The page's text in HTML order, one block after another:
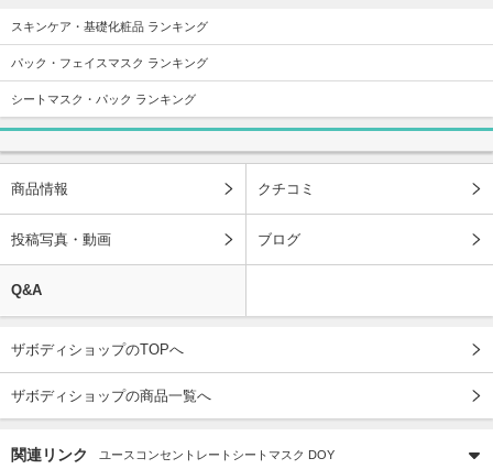
スキンケア・基礎化粧品 ランキング
パック・フェイスマスク ランキング
シートマスク・パック ランキング
商品情報 クチコミ
投稿写真・動画 ブログ
Q&A
ザボディショップのTOPへ
ザボディショップの商品一覧へ
関連リンク ユースコンセントレートシートマスク DOY